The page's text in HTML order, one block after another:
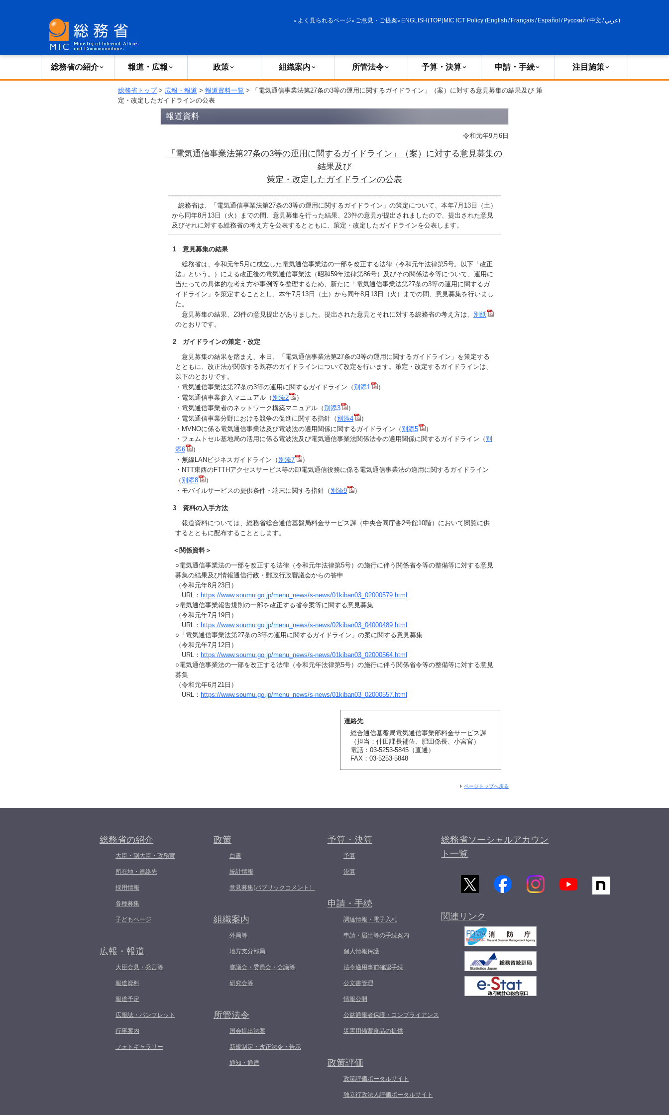
よく見られるページ ご意見・ご提案 ENGLISH(TOP)MIC ICT Policy (English / Français/ Español / Русский /中文 /عربي)
総務省の紹介 報道・広報 政策 組織案内 所管法令 予算・決算 申請・手続 注目施策
総務省トップ> 広報・報道 > 報道資料一覧 > 「電気通信事業法第27条の3等の運用に関するガイドライン」（案）に対する意見募集の結果及び 策
定・改定したガイドラインの公表
報道資料
令和元年9月6日
「電気通信事業法第27条の3等の運用に関するガイドライン」（案）に対する意見募集の
結果及び
策定・改定したガイドラインの公表
総務省は、「電気通信事業法第27条の3等の運用に関するガイドライン」の策定について、本年7月13日（土）
から同年8月13日（火）までの間、意見募集を行った結果、23件の意見が提出されましたので、提出された意見
及びそれに対する総務省の考え方を公表するとともに、策定・改定したガイドラインを公表します。
1 意見募集の結果
総務省は、令和元年5月に成立した電気通信事業法の一部を改正する法律（令和元年法律第5号。以下「改正
法」という。）による改正後の電気通信事業法（昭和59年法律第86号）及びその関係法令等について、運用に
当たっての具体的な考え方や事例等を整理するため、新たに「電気通信事業法第27条の3等の運用に関するガ
イドライン」を策定することとし、本年7月13日（土）から同年8月13日（火）までの間、意見募集を行いまし
た。
意見募集の結果、23件の意見提出がありました。提出された意見とそれに対する総務省の考え方は、 別紙
のとおりです。
2 ガイドラインの策定・改定
意見募集の結果を踏まえ、本日、「電気通信事業法第27条の3等の運用に関するガイドライン」を策定する
とともに、改正法が関係する既存のガイドラインについて改定を行います。策定・改定するガイドラインは、
以下のとおりです。
・電気通信事業法第27条の3等の運用に関するガイドライン（ 別添1
）
・電気通信事業参入マニュアル（ 別添2
）
・電気通信事業者のネットワーク構築マニュアル（ 別添3
）
・電気通信事業分野における競争の促進に関する指針（ 別添4
）
・MVNOに係る電気通信事業法及び電波法の適用関係に関するガイドライン（ 別添5
）
・フェムトセル基地局の活用に係る電波法及び電気通信事業法関係法令の適用関係に関するガイドライン（ 別
添6
）
・無線LANビジネスガイドライン（ 別添7
）
・NTT東西のFTTHアクセスサービス等の卸電気通信役務に係る電気通信事業法の適用に関するガイドライン
（ 別添8
）
・モバイルサービスの提供条件・端末に関する指針（ 別添9 ）
3 資料の入手方法
報道資料については、総務省総合通信基盤局料金サービス課（中央合同庁舎2号館10階）において閲覧に供
するとともに配布することとします。
＜関係資料＞
○電気通信事業法の一部を改正する法律（令和元年法律第5号）の施行に伴う関係省令等の整備等に対する意見
募集の結果及び情報通信行政・郵政行政審議会からの答申
（令和元年8月23日）
URL： https://www.soumu.go.jp/menu_news/s-news/01kiban03_02000579.html
○電気通信事業報告規則の一部を改正する省令案等に関する意見募集
（令和元年7月19日）
URL： https://www.soumu.go.jp/menu_news/s-news/02kiban03_04000489.html
○「電気通信事業法第27条の3等の運用に関するガイドライン」の案に関する意見募集
（令和元年7月12日）
URL： https://www.soumu.go.jp/menu_news/s-news/01kiban03_02000564.html
○電気通信事業法の一部を改正する法律（令和元年法律第5号）の施行に伴う関係省令等の整備等に対する意見
募集
（令和元年6月21日）
URL： https://www.soumu.go.jp/menu_news/s-news/01kiban03_02000557.html
連絡先
総合通信基盤局電気通信事業部料金サービス課
（担当：仲田課長補佐、肥田係長、小宮官）
電話：03-5253-5845（直通）
FAX：03-5253-5848
ページトップへ戻る
総務省の紹介
大臣・副大臣・政務官
所在地・連絡先
採用情報
各種募集
子どもページ
広報・報道
大臣会見・発言等
報道資料
報道予定
広報誌・パンフレット
行事案内
フォトギャラリー
政策
白書
統計情報
意見募集(パブリックコメント）
組織案内
外局等
地方支分部局
審議会・委員会・会議等
研究会等
所管法令
国会提出法案
新規制定・改正法令・告示
通知・通達
予算・決算
予算
決算
申請・手続
調達情報・電子入札
申請・届出等の手続案内
個人情報保護
法令適用事前確認手続
公文書管理
情報公開
公益通報者保護・コンプライアンス
災害用備蓄食品の提供
政策評価
政策評価ポータルサイト
独立行政法人評価ポータルサイト
総務省ソーシャルアカウン
ト一覧
関連リンク